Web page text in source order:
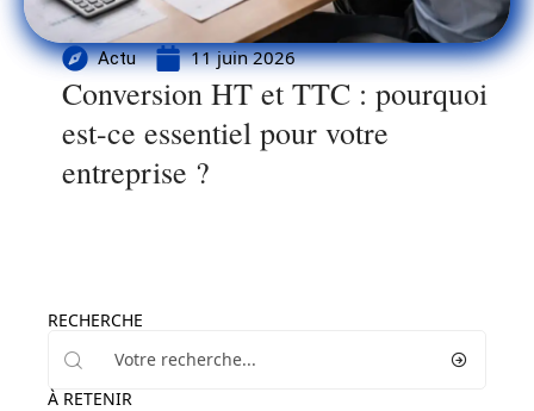
Actu 11 juin 2026
Conversion HT et TTC : pourquoi
est-ce essentiel pour votre
entreprise ?
RECHERCHE
À RETENIR